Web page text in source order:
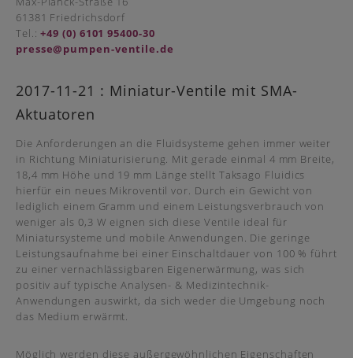
61381 Friedrichsdorf
Tel.:+49 (0) 6101 95400-30
presse@pumpen-ventile.de
2017-11-21 : Miniatur-Ventile mit SMA-
Aktuatoren
Die Anforderungen an die Fluidsysteme gehen immer weiter
in Richtung Miniaturisierung. Mit gerade einmal 4 mm Breite,
18,4 mm Höhe und 19 mm Länge stellt Taksago Fluidics
hierfür ein neues Mikroventil vor. Durch ein Gewicht von
lediglich einem Gramm und einem Leistungsverbrauch von
weniger als 0,3 W eignen sich diese Ventile ideal für
Miniatursysteme und mobile Anwendungen. Die geringe
Leistungsaufnahme bei einer Einschaltdauer von 100 % führt
zu einer vernachlässigbaren Eigenerwärmung, was sich
positiv auf typische Analysen- & Medizintechnik-
Anwendungen auswirkt, da sich weder die Umgebung noch
das Medium erwärmt.
Möglich werden diese außergewöhnlichen Eigenschaften